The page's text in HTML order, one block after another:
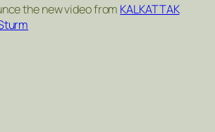
the new video from KALKATTAK